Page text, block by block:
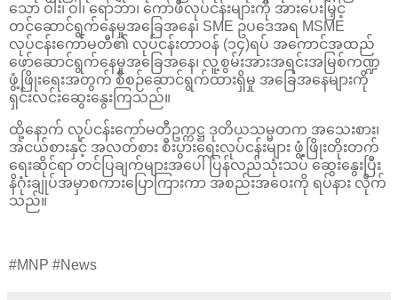
သော ဝါး၊ ဝါ၊ ရော်ဘာ၊ ကော်ဖီလုပ်ငန်းများကို အားပေးမြှင့်
တင်ဆောင်ရွက်နေမှုအခြေအနေ၊ SME ဥပဒေအရ MSME
လုပ်ငန်းကော်မတီ၏ လုပ်ငန်းတာဝန် (၁၄)ရပ် အကောင်အထည်
ဖော်ဆောင်ရွက်နေမှုအခြေအနေ၊ လူ့စွမ်းအားအရင်းအမြစ်ကဏ္ဍ
ဖွံ့ဖြိုးရေးအတွက် စီစဉ်ဆောင်ရွက်ထားရှိမှု အခြေအနေများကို
ရှင်းလင်းဆွေးနွေးကြသည်။
ထို့နောက် လုပ်ငန်းကော်မတီဥက္ကဋ္ဌ ဒုတိယသမ္မတက အသေးစား၊
အငယ်စားနှင့် အလတ်စား စီးပွားရေးလုပ်ငန်းများ ဖွံ့ဖြိုးတိုးတက်
ရေးဆိုင်ရာ တင်ပြချက်များအပေါ် ပြန်လည်သုံးသပ် ဆွေးနွေးပြီး
နိဂုံးချုပ်အမှာစကားပြောကြားကာ အစည်းအဝေးကို ရပ်နား လိုက်
သည်။
#MNP #News